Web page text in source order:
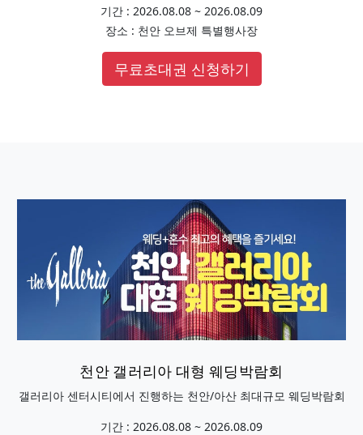
기간 : 2026.08.08 ~ 2026.08.09
장소 : 천안 오브제 특별행사장
무료초대권 신청하기
천안 갤러리아 대형 웨딩박람회
갤러리아 센터시티에서 진행하는 천안/아산 최대규모 웨딩박람회
기간 : 2026.08.08 ~ 2026.08.09